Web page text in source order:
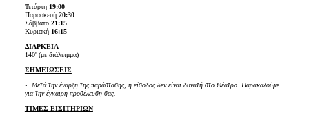
Τετάρτη 19:00
Παρασκευή 20:30
Σάββατο 21:15
Κυριακή 16:15
ΔΙΑΡΚΕΙΑ
140' (με διάλειμμα)
ΣΗΜΕΙΩΣΕΙΣ
• Μετά την έναρξη της παράστασης, η είσοδος δεν είναι δυνατή στο Θέατρο. Παρακαλούμε
για την έγκαιρη προσέλευση σας.
ΤΙΜΕΣ ΕΙΣΙΤΗΡΙΩΝ